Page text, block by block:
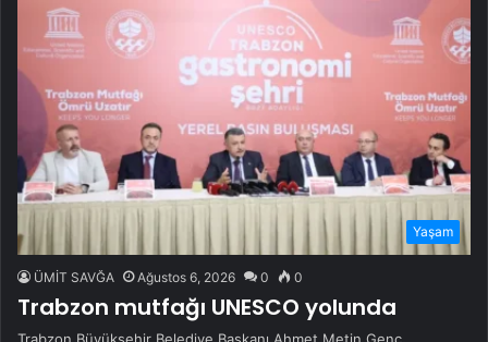
Yaşam
ÜMİT SAVĞA Ağustos 6, 2026 0 0
Trabzon mutfağı UNESCO yolunda